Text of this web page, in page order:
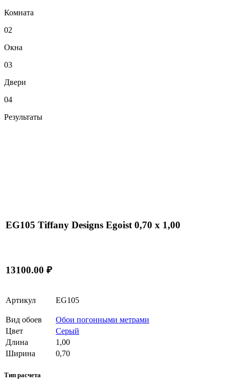
Комната
02
Окна
03
Двери
04
Результаты
EG105 Tiffany Designs Egoist 0,70 x 1,00
13100.00 ₽
Артикул EG105
Вид обоев
Обои погонными метрами
Цвет
Серый
Длина
1,00
Ширина
0,70
Тип расчета